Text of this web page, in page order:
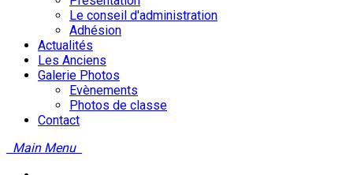
Le conseil d'administration
Adhésion
Actualités
Les Anciens
Galerie Photos
Evènements
Photos de classe
Contact
Main Menu